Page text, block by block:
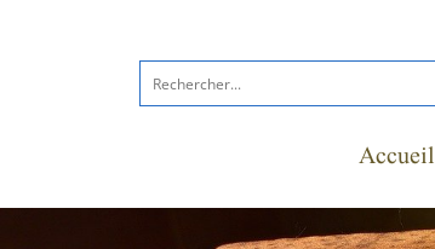
Accueil